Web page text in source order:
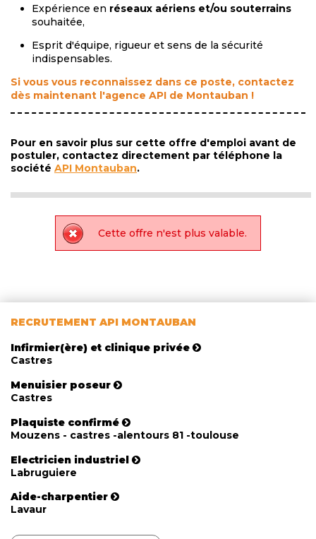
Expérience en réseaux aériens et/ou souterrains
souhaitée,
Esprit d'équipe, rigueur et sens de la sécurité
indispensables.
Si vous vous reconnaissez dans ce poste, contactez
dès maintenant l'agence API de Montauban !
Pour en savoir plus sur cette offre d'emploi avant de
postuler, contactez directement par téléphone la
société API Montauban.
Cette offre n'est plus valable.
RECRUTEMENT API MONTAUBAN
Infirmier(ère) et clinique privée
Castres
Menuisier poseur
Castres
Plaquiste confirmé
Mouzens - castres -alentours 81 -toulouse
Electricien industriel
Labruguiere
Aide-charpentier
Lavaur